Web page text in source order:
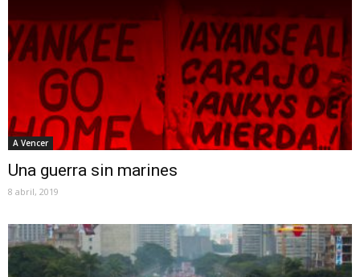
A Vencer
Una guerra sin marines
8 abril, 2019